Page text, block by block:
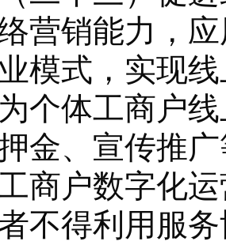
营销能力，
模式，实现
个体工商户
金、宣传推
商户数字化
不得利用服